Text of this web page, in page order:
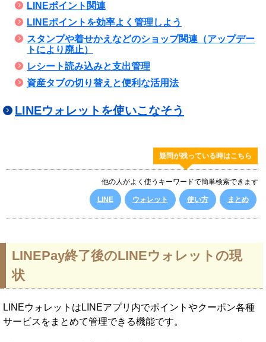
LINEポイント関連
LINEポイントを効率よく管理しよう
スタンプや着せかえなどのショップ関連（アップデー
トにより廃止）
レシート読み込みと支出管理
資産タブの切り替えと便利な活用法
LINEウォレットを使いこなそう
疑問が残っている時はこちら
他の人がよく使うキーワードで簡単検索できます
LINE ウォレット 使い方 まとめ
LINEPay終了後のLINEウォレットの現
状
LINEウォレットはLINEアプリ内でポイントやクーポン各種
サービスをまとめて管理できる機能です。